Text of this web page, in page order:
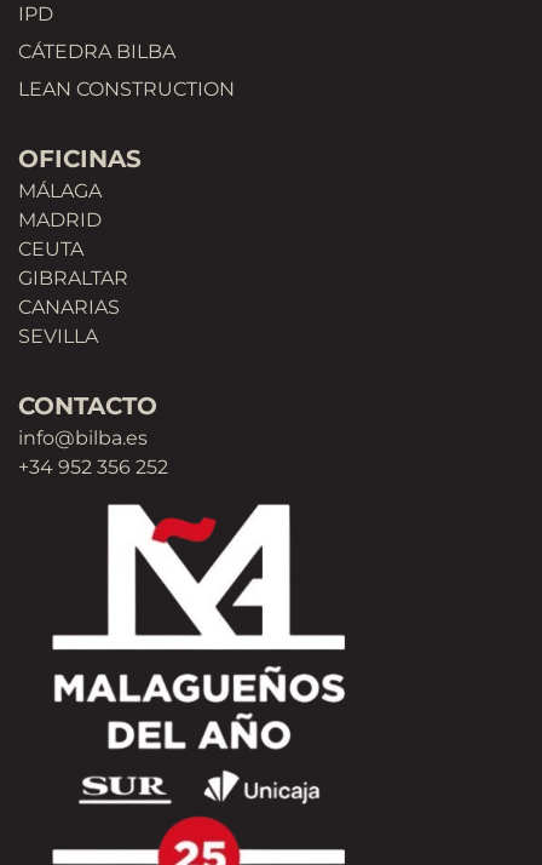
IPD
CÁTEDRA BILBA
LEAN CONSTRUCTION
OFICINAS
MÁLAGA
MADRID
CEUTA
GIBRALTAR
CANARIAS
SEVILLA
CONTACTO
info@bilba.es
+34 952 356 252